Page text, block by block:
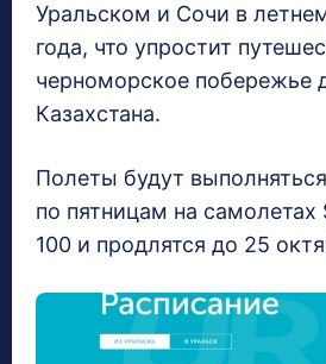
Уральском и Сочи в
года, что упростит
черноморское побережье
Казахстана.
Полеты будут
по пятницам на самолетах
100 и продлятся до 25